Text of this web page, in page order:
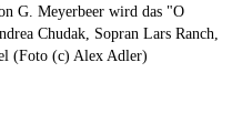
G. Meyerbeer wird das "O
Chudak, Sopran Lars Ranch,
(Foto (c) Alex Adler)